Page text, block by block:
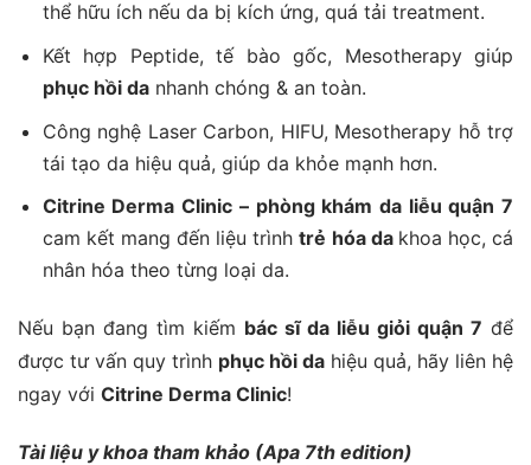
thể hữu ích nếu da bị kích ứng, quá tải treatment.
Kết hợp Peptide, tế bào gốc, Mesotherapy giúp
phục hồi danhanh chóng & an toàn.
Công nghệ Laser Carbon, HIFU, Mesotherapy hỗ trợ
tái tạo da hiệu quả, giúp da khỏe mạnh hơn.
Citrine Derma Clinic – phòng khám da liễu quận 7
cam kết mang đến liệu trìnhtrẻ hóa da khoa học, cá
nhân hóa theo từng loại da.
Nếu bạn đang tìm kiếm bác sĩ da liễu giỏi quận 7 để
được tư vấn quy trình phục hồi da hiệu quả, hãy liên hệ
ngay với Citrine Derma Clinic!
Tài liệu y khoa tham khảo (Apa 7th edition)